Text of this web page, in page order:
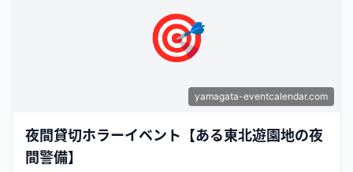
🎯
yamagata-eventcalendar.com
夜間貸切ホラーイベント【ある東北遊園地の夜
間警備】